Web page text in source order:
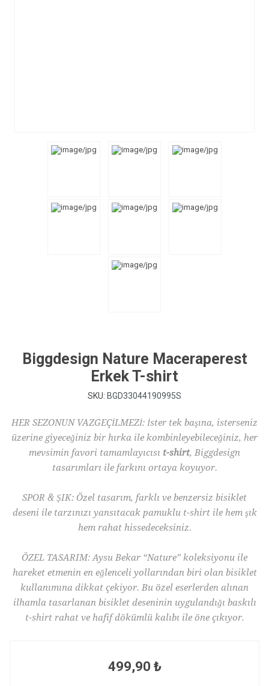
Biggdesign Nature Maceraperest
Erkek T-shirt
SKU: BGD33044190995S
HER SEZONUN VAZGEÇİLMEZİ: İster tek başına, isterseniz
üzerine giyeceğiniz bir hırka ile kombinleyebileceğiniz, her
mevsimin favori tamamlayıcısı t-shirt, Biggdesign
tasarımları ile farkını ortaya koyuyor.
SPOR & ŞIK: Özel tasarım, farklı ve benzersiz bisiklet
deseni ile tarzınızı yansıtacak pamuklu t-shirt ile hem şık
hem rahat hissedeceksiniz.
ÖZEL TASARIM: Aysu Bekar “Nature” koleksiyonu ile
hareket etmenin en eğlenceli yollarından biri olan bisiklet
kullanımına dikkat çekiyor. Bu özel eserlerden alınan
ilhamla tasarlanan bisiklet deseninin uygulandığı baskılı
t-shirt rahat ve hafif dökümlü kalıbı ile öne çıkıyor.
499,90 ₺